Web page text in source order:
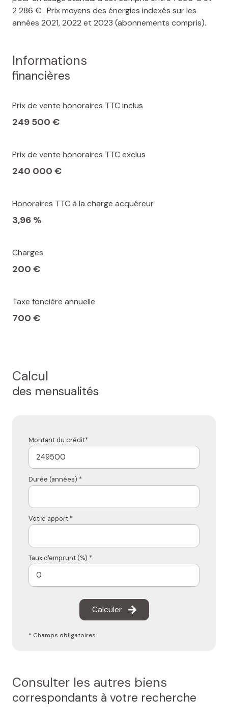
2 286 € . Prix moyens des énergies indexés sur les
années 2021, 2022 et 2023 (abonnements compris).
Informations
financières
Prix de vente honoraires TTC inclus
249 500 €
Prix de vente honoraires TTC exclus
240 000 €
Honoraires TTC à la charge acquéreur
3,96 %
Charges
200 €
Taxe foncière annuelle
700 €
Calcul
des mensualités
Montant du crédit*
Durée (années) *
Votre apport *
Taux d'emprunt (%) *
Calculer
* Champs obligatoires
Consulter les autres biens
correspondants à votre recherche